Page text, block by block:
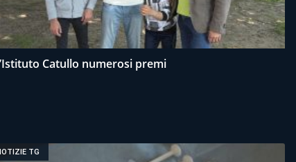
Catullo numerosi premi
TG